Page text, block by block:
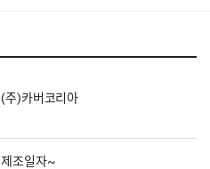
(주)카버코리아
제조일자~